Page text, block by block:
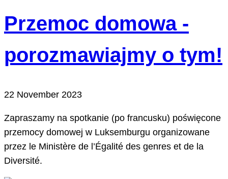
Przemoc domowa -
porozmawiajmy o tym!
22 November 2023
Zapraszamy na spotkanie (po francusku) poświęcone
przemocy domowej w Luksemburgu organizowane
przez le Ministère de l’Égalité des genres et de la
Diversité.